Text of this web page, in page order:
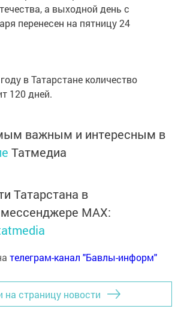
а выходной день с
перенесен на пятницу 24
в Татарстане количество
120 дней.
важным и интересным в
Татмедиа
Татарстана в
MАХ:
телеграм-канал "Бавлы-информ"
на страницу новости